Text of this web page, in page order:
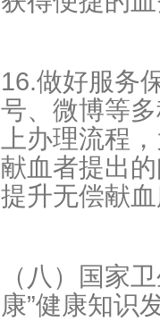
16.做好服务
号、微博等
上办理流程
献血者提出
提升无偿献
（八）国家
康”健康知识